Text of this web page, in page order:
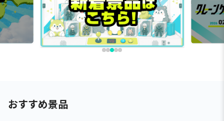
おすすめ景品